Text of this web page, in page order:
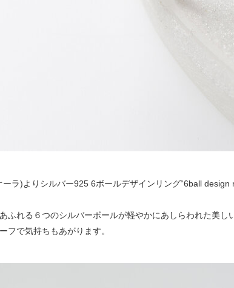
ーラ)よりシルバー925 6ボールデザインリング“6ball design
ふれる６つのシルバーボールが軽やかにあしらわれた美し
フで気持ちもあがります。